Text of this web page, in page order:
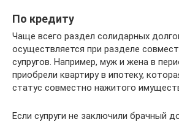
По кредиту
Чаще всего раздел солидарных
осуществляется при разделе
супругов. Например, муж и жена в
приобрели квартиру в ипотеку,
статус совместно нажитого
Если супруги не заключили брачный